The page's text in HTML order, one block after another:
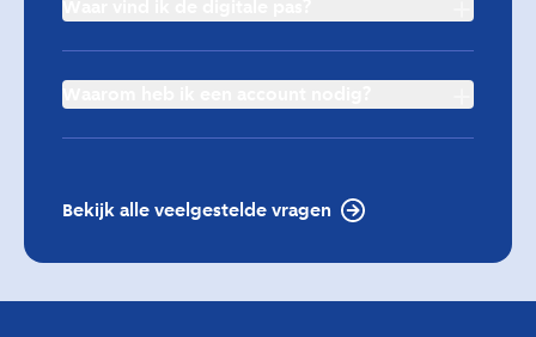
Bekijk alle veelgestelde vragen